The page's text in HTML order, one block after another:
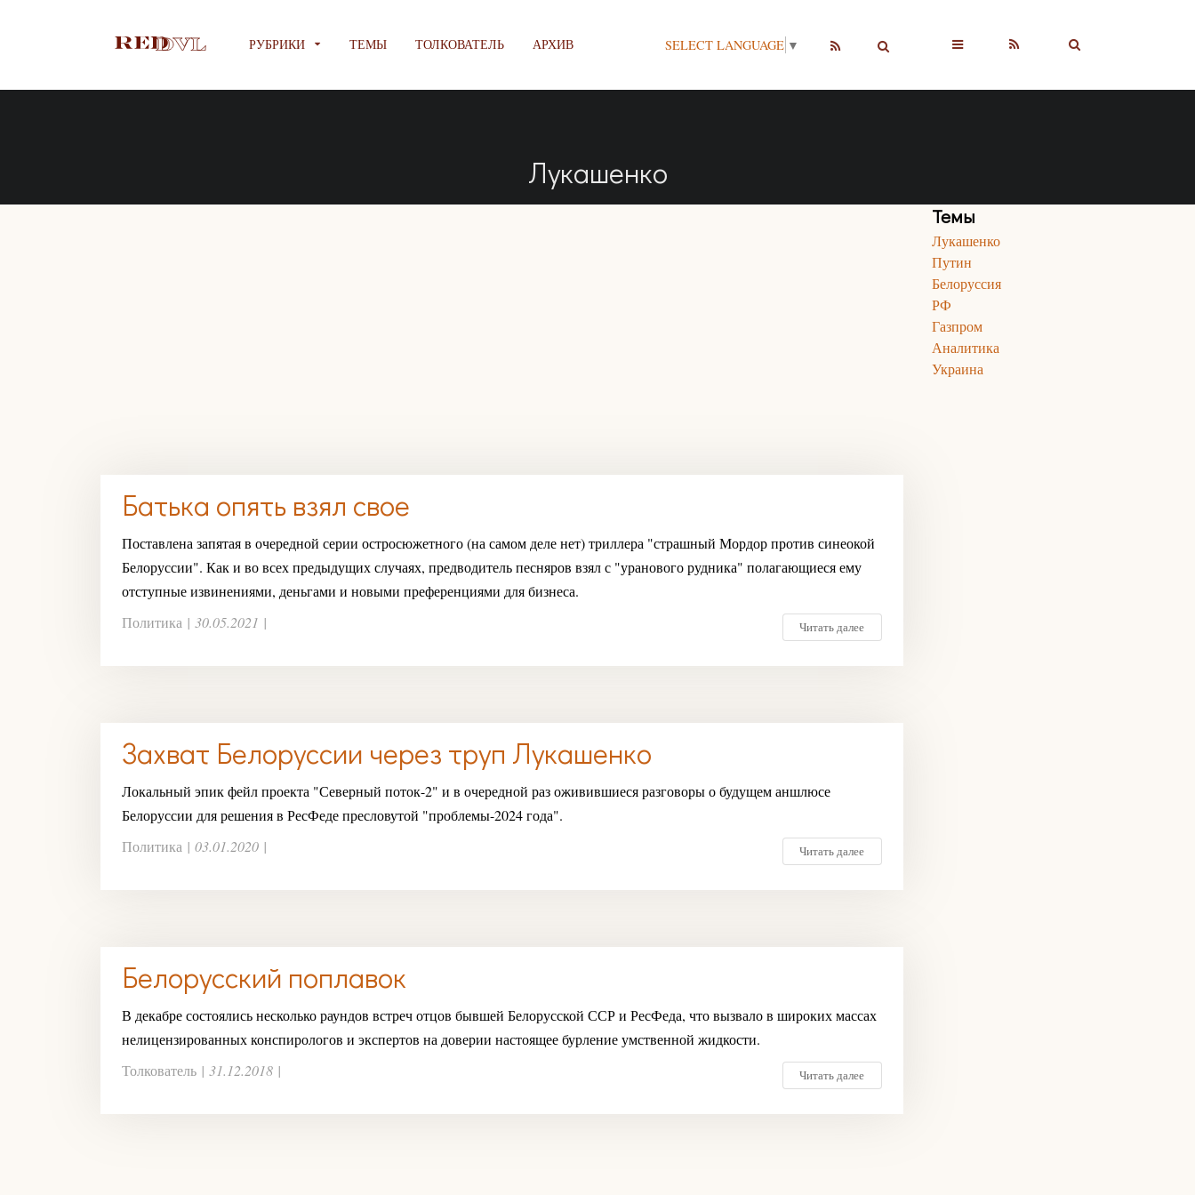
РУБРИКИ ТЕМЫ ТОЛКОВАТЕЛЬ АРХИВ SELECT LANGUAGE ▼
Лукашенко
Батька опять взял свое
Поставлена запятая в очередной серии остросюжетного (на самом деле нет) триллера "страшный Мордор против синеокой
Белоруссии". Как и во всех предыдущих случаях, предводитель песняров взял с "уранового рудника" полагающиеся ему
отступные извинениями, деньгами и новыми преференциями для бизнеса.
Читать далее
Политика | 30.05.2021 |
Захват Белоруссии через труп Лукашенко
Локальный эпик фейл проекта "Северный поток-2" и в очередной раз оживившиеся разговоры о будущем аншлюсе
Белоруссии для решения в РесФеде пресловутой "проблемы-2024 года".
Читать далее
Политика| 03.01.2020|
Белорусский поплавок
В декабре состоялись несколько раундов встреч отцов бывшей Белорусской ССР и РесФеда, что вызвало в широких массах
нелицензированных конспирологов и экспертов на доверии настоящее бурление умственной жидкости.
Читать далее
Толкователь| 31.12.2018|
Темы
Лукашенко
Путин
Белоруссия
РФ
Газпром
Аналитика
Украина